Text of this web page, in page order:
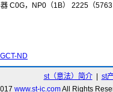
C0G，NP0（1B） 2225（
ND
st（意法）简介| st
www.st-ic.comAll Rights